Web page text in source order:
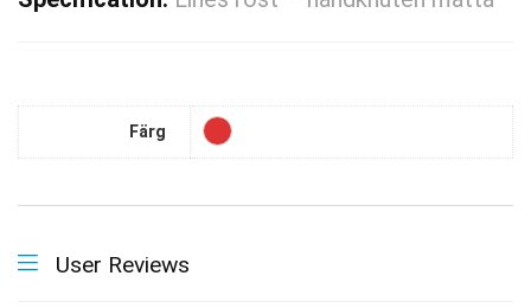
Färg
User Reviews